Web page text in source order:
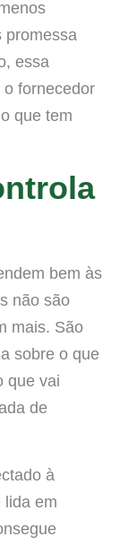
promessa
essa
fornecedor
que tem
bem às
não são
mais. São
sobre o que
que vai
de
à
lida em